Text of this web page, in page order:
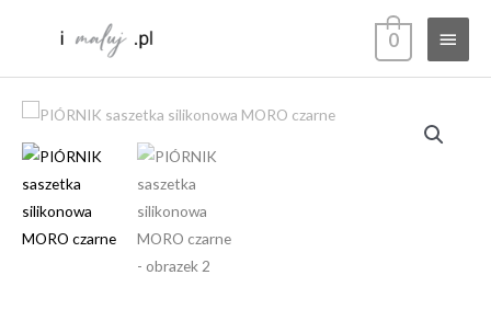
menu
0
ilość
PIÓRNIK
saszetka
silikonowa
MORO
czarne